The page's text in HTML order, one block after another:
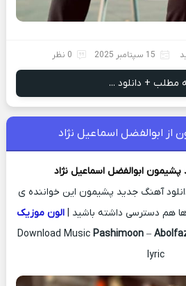
15 سپتامبر 2025 0 نظر
مطلب + دانلود ...
ابوالفضل اسماعیل نژاد
پشیمونابوالفضل اسماعیل نژاد
آهنگ جدید پشیمون این خواننده ی
ها هم دسترسی داشته باشید |الون موزیک
Download Music Pashimoon–
lyric